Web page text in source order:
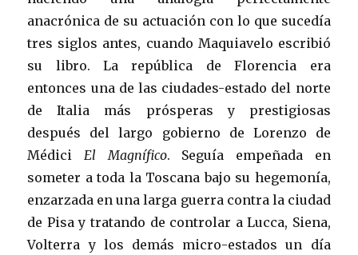
anacrónica de su actuación con lo que sucedía
tres siglos antes, cuando Maquiavelo escribió
su libro. La república de Florencia era
entonces una de las ciudades-estado del norte
de Italia más prósperas y prestigiosas
después del largo gobierno de Lorenzo de
MédiciEl Magnífico. Seguía empeñada en
someter a toda la Toscana bajo su hegemonía,
enzarzada en una larga guerra contra la ciudad
de Pisa y tratando de controlar a Lucca, Siena,
Volterra y los demás micro-estados un día